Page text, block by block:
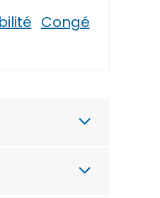
Congé